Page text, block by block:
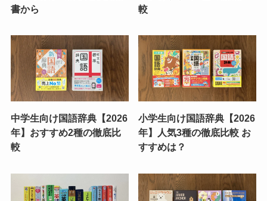
書から
較
中学生向け国語辞典【2026
年】おすすめ2種の徹底比
較
小学生向け国語辞典【2026
年】人気3種の徹底比較 お
すすめは？